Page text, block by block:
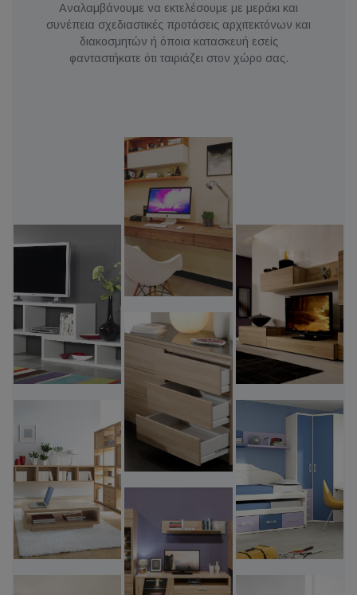
Αναλαμβάνουμε να εκτελέσουμε με μεράκι και
συνέπεια σχεδιαστικές προτάσεις αρχιτεκτόνων και
διακοσμητών ή όποια κατασκευή εσείς
φανταστήκατε ότι ταιριάζει στον χώρο σας.
περισσοτερα
περισσοτερα